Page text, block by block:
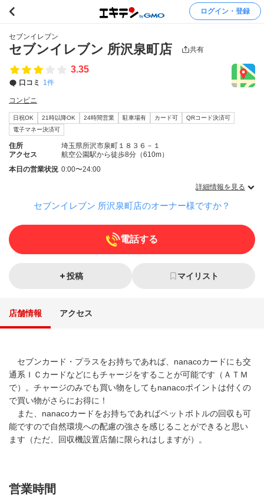
ログイン・登録
セブンイレブン
セブンイレブン 所沢泉町店 共有
3.35
口コミ 1件
コンビニ
日祝OK 21時以降OK 24時間営業 駐車場有 カード可
QRコード決済可
電子マネー決済可
住所
埼玉県所沢市泉町１８３６－１
アクセス
航空公園駅から徒歩8分（610m）
本日の営業状況 0:00〜24:00
詳細情報を見る
セブンイレブン 所沢泉町店のオーナー様ですか？
電話する
投稿 マイリスト
店舗情報 アクセス
セブンカード・プラスをお持ちであれば、nanacoカードにも交
通系ＩＣカードなどにもチャージをすることが可能です（ＡＴＭ
で）。チャージのみでも買い物をしてもnanacoポイントは付くの
で買い物がさらにお得に！
また、nanacoカードをお持ちであればペットボトルの回収も可
能ですので自然環境への配慮の強さを感じることができると思い
ます（ただ、回収機設置店舗に限られはしますが）。
営業時間